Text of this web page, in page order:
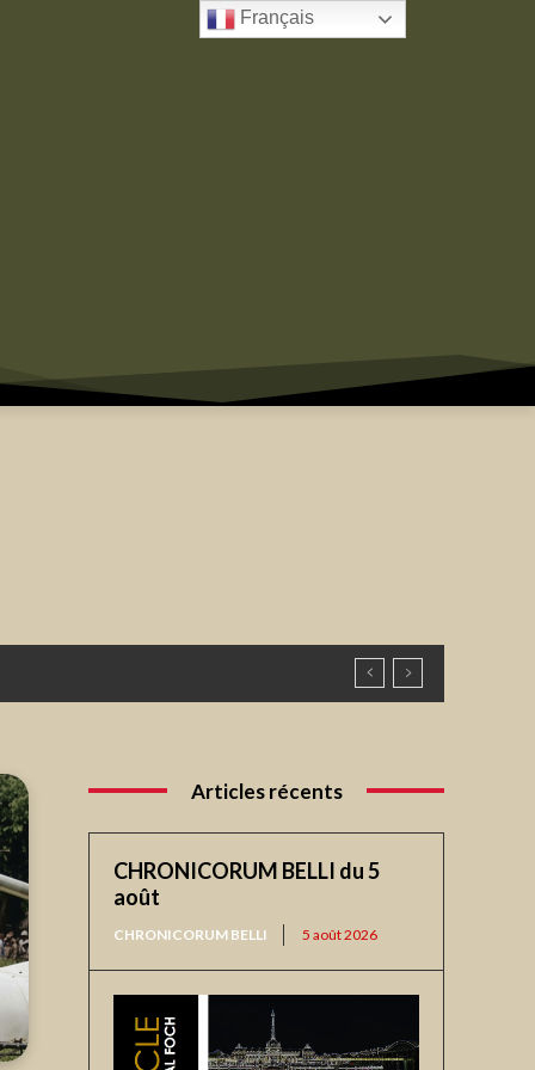
Articles récents
CHRONICORUM BELLI du 5
août
CHRONICORUM BELLI 5 août 2026
Français